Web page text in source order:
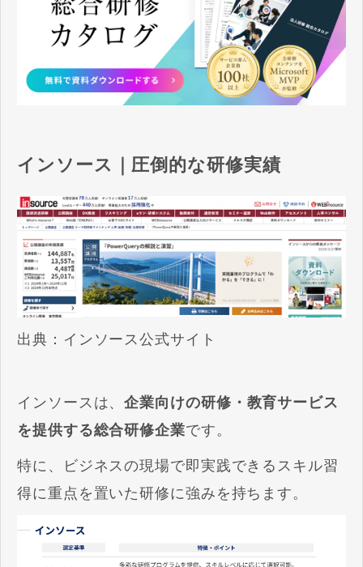
インソース｜ 圧倒的な研修実績
出典： インソース公式サイト
インソースは、企業向けの研修・教育サービス
を提供する総合研修企業です。
特に、ビジネスの現場で即実践できるスキル習
得に重点を置いた研修に強みを持ちます。